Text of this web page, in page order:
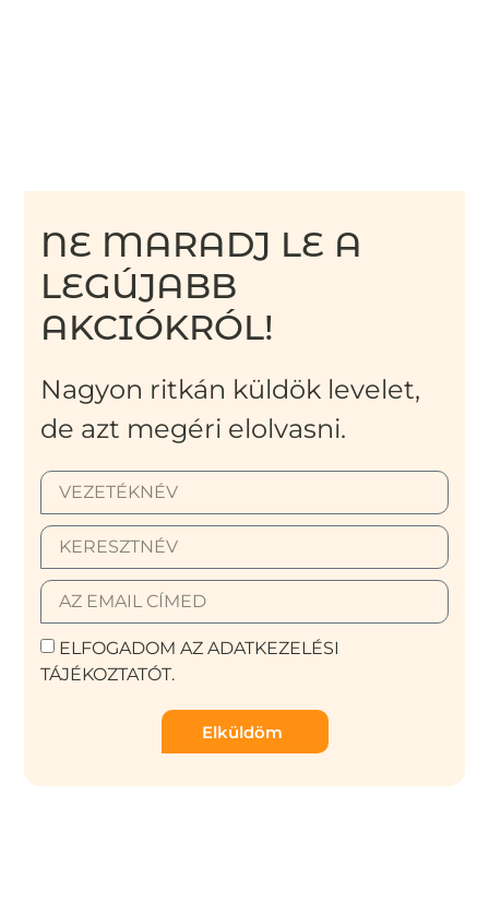
NE MARADJ LE A
LEGÚJABB
AKCIÓKRÓL!
Nagyon ritkán küldök levelet,
de azt megéri elolvasni.
ELFOGADOM AZ ADATKEZELÉSI
TÁJÉKOZTATÓT.
Elküldöm